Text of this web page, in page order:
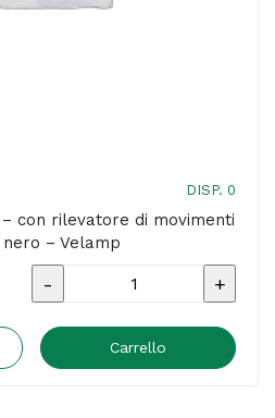
DISP. 0
con rilevatore di movimenti
nero – Velamp
Applique
Dory
Carrello